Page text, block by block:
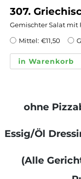
307.
Gemischter Salat mit
Mittel: €11,50
in Warenkorb
ohne
Essig/Öl
(Alle